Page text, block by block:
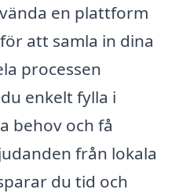
en plattform
att samla in dina
processen
enkelt fylla i
behov och få
från lokala
du tid och